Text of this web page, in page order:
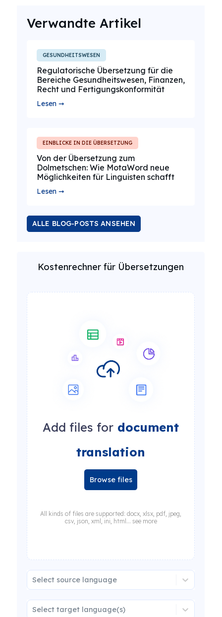
Verwandte Artikel
GESUNDHEITSWESEN
Regulatorische Übersetzung für die
Bereiche Gesundheitswesen, Finanzen,
Recht und Fertigungskonformität
Lesen ➞
EINBLICKE IN DIE ÜBERSETZUNG
Von der Übersetzung zum
Dolmetschen: Wie MotaWord neue
Möglichkeiten für Linguisten schafft
Lesen ➞
ALLE BLOG-POSTS ANSEHEN
Kostenrechner für Übersetzungen
Add files for document
translation
Browse files
All kinds of files are supported: docx, xlsx, pdf, jpeg,
csv, json, xml, ini, html... see more
Select source language
Select target language(s)